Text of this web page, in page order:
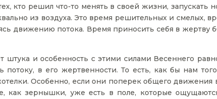
кто решил что-то менять в своей жизни, запускать
из воздуха. Это время решительных и смелых,
движению потока. Время приносить себя в жертву
штука и особенность с этими силами Весеннего
потоку, в его жертвенности. То есть, как бы нам
Особенно, если они поперек общего
как зернышки, уже есть в поле, которые